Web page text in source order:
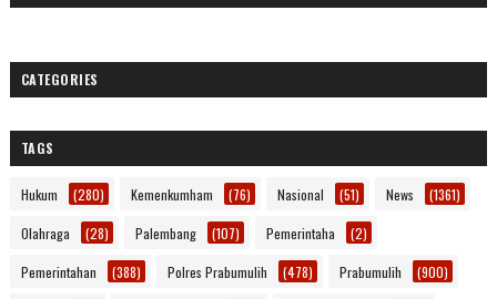
CATEGORIES
TAGS
Hukum (280) Kemenkumham (76) Nasional (51) News (1361)
Olahraga (28) Palembang (107) Pemerintaha (2)
Pemerintahan (388) Polres Prabumulih (478) Prabumulih (900)